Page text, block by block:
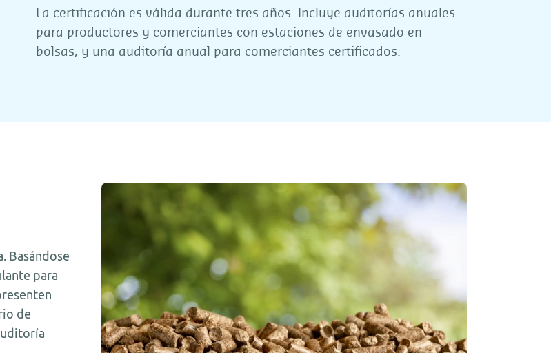
La certificación es válida durante tres años. Incluye auditorías anuales
para productores y comerciantes con estaciones de envasado en
bolsas, y una auditoría anual para comerciantes certificados.
Basándose
para
de